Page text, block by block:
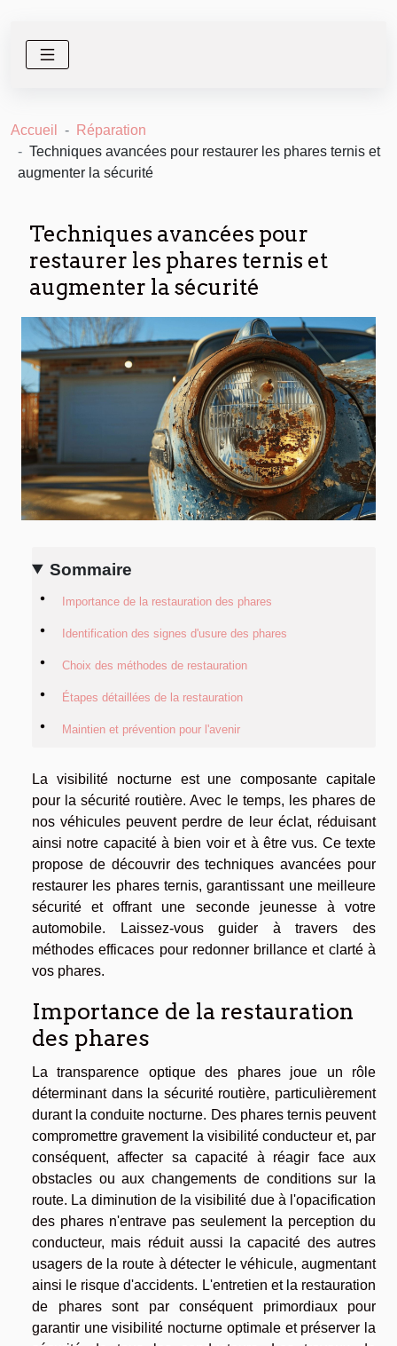
Accueil
Réparation
Techniques avancées pour restaurer les phares ternis et
augmenter la sécurité
Techniques avancées pour
restaurer les phares ternis et
augmenter la sécurité
Sommaire
Importance de la restauration des phares
Identification des signes d'usure des phares
Choix des méthodes de restauration
Étapes détaillées de la restauration
Maintien et prévention pour l'avenir
La visibilité nocturne est une composante capitale
pour la sécurité routière. Avec le temps, les phares de
nos véhicules peuvent perdre de leur éclat, réduisant
ainsi notre capacité à bien voir et à être vus. Ce texte
propose de découvrir des techniques avancées pour
restaurer les phares ternis, garantissant une meilleure
sécurité et offrant une seconde jeunesse à votre
automobile. Laissez-vous guider à travers des
méthodes efficaces pour redonner brillance et clarté à
vos phares.
Importance de la restauration
des phares
La transparence optique des phares joue un rôle
déterminant dans la sécurité routière, particulièrement
durant la conduite nocturne. Des phares ternis peuvent
compromettre gravement la visibilité conducteur et, par
conséquent, affecter sa capacité à réagir face aux
obstacles ou aux changements de conditions sur la
route. La diminution de la visibilité due à l'opacification
des phares n'entrave pas seulement la perception du
conducteur, mais réduit aussi la capacité des autres
usagers de la route à détecter le véhicule, augmentant
ainsi le risque d'accidents. L'entretien et la restauration
de phares sont par conséquent primordiaux pour
garantir une visibilité nocturne optimale et préserver la